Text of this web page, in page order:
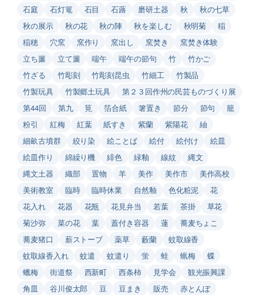
石庭
石灯篭 石目 石蕗 磨研土器 秋
秋の七草
秋の展示
秋の花 秋の陣 秋を楽しむ 秋明菊
稲
稲穂
穴窯 窯作り 窯出し 窯焚き
窯焚き体験
立ち簾
立て簾 端午 端午の節句 竹
竹かご
竹ざる
竹彫刻 竹彫刻昆虫 竹細工
竹製品
竹製玩具
竹製郷土玩具
第２３回作州の民芸ものづくり展
第44回
第九 筧 箔合紙 箸置き 節分 節句
籠
粉引
紅梅 紅葉 紙すき 紫蘭 紫陽花
紬
細畝古墳群
絞り染 絵ことば 絵付 絵付け
絵皿
絵皿作り
綿繰り機 緋色 緑釉 線紋
縄文
縄文土器
織部 置物 羊 美作 美作市
美作高校
美術教室
臨時 臨時休業 自然釉 色化粧泥
花
花入れ
花器 花瓶 花見弁当 若葉 茶掛
草花
菊沙弥
菜の花 葉 蓋付き容器 蓮
蕎麦ちょこ
蕎麦猪口
薪ストーブ 薬草 藪蘭
蚊取線香
蚊取線香入れ
蚊遣 蚊遣り 蛍 蛙 蝋梅
蝶
蠟梅
街道祭 西新町 西条柿 見学会
観光振興課
角皿
谷川俊太郎 豆 豆まき 販売
赤とんぼ